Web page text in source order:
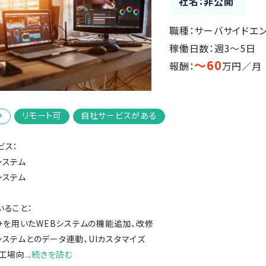
職種：サーバサイドエ
稼働日数：週3〜5日
報酬：〜60万円／月
リモート可 自社サービスがある
：
テム
テム
こと：
を用いたWEBシステムの機能追加、改修
テムとのデータ連動、UIカスタマイズ
場向...続きを読む